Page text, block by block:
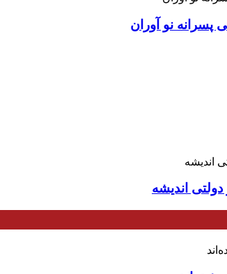
نو آوران
اندیشه